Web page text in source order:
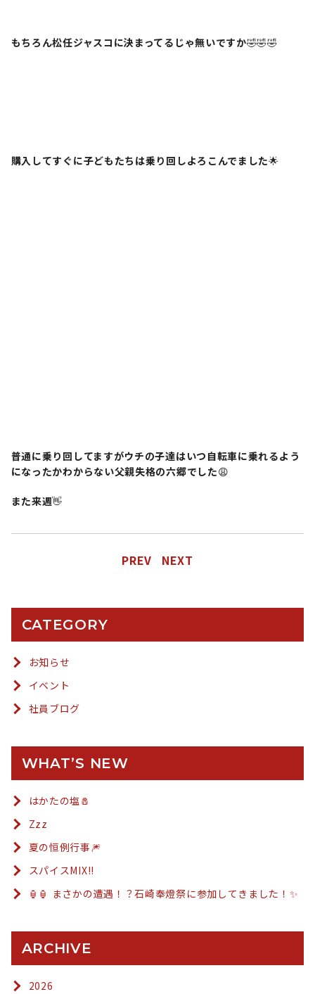
もちろん松任ジャスコに決まってるじゃ無いですか🤣🤣🤣
購入してすぐに子どもたちは乗り回しよろこんでました🌟
普通に乗り回してますがウチの子達はいつ自転車に乗れるよう
になったかわからない父親失格の六郷でした😩
また来週👋
PREV NEXT
CATEGORY
お知らせ
イベント
社員ブログ
WHAT’S NEW
はかたの塩🧂
Zzz
夏の恒例行事🎆
スパイスMIX!!
🏮🏮 まさかの遭遇！？石崎奉燈祭に参加してきました！✨
ARCHIVE
2026